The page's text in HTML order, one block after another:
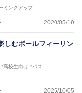
ンス
スクール所属
ミングアップ
2020/05/19
しむボールフィーリン
#高校生向け #パス
2025/10/05